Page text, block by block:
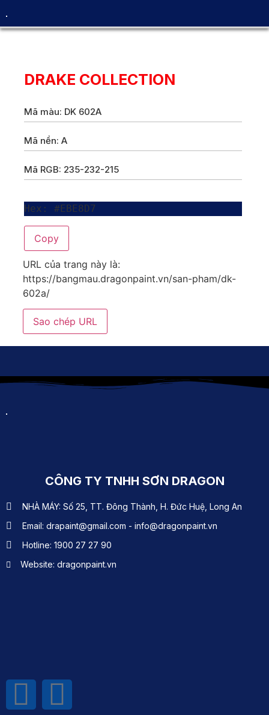
DRAKE COLLECTION
Mã màu: DK 602A
Mã nền: A
Mã RGB: 235-232-215
Hex: #EBE8D7
Copy
URL của trang này là:
https://bangmau.dragonpaint.vn/san-pham/dk-
602a/
Sao chép URL
CÔNG TY TNHH SƠN DRAGON
NHÀ MÁY: Số 25, TT. Đông Thành, H. Đức Huệ, Long An
Email: drapaint@gmail.com - info@dragonpaint.vn
Hotline: 1900 27 27 90
Website: dragonpaint.vn